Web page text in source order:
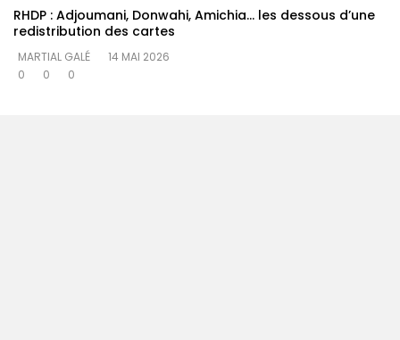
RHDP : Adjoumani, Donwahi, Amichia… les dessous d’une
redistribution des cartes
MARTIAL GALÉ
14 MAI 2026
0
0 0